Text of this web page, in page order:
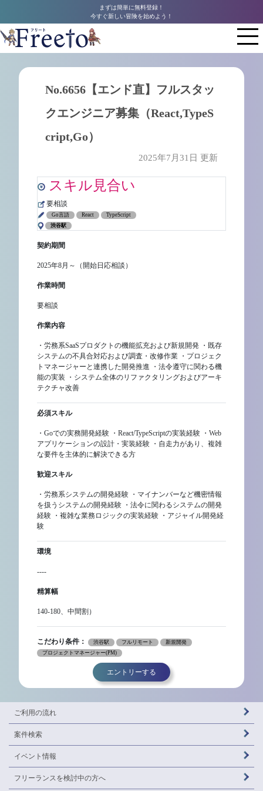
まずは簡単に無料登録！
今すぐ新しい冒険を始めよう！
No.6656【エンド直】フルスタッ
クエンジニア募集（React,TypeS
cript,Go）
2025年7月31日 更新
スキル見合い
要相談
Go言語 React
TypeScript
渋谷駅
契約期間
2025年8月～（開始日応相談）
作業時間
要相談
作業内容
・労務系SaaSプロダクトの機能拡充および新規開発 ・既存
システムの不具合対応および調査・改修作業 ・プロジェク
トマネージャーと連携した開発推進 ・法令遵守に関わる機
能の実装 ・システム全体のリファクタリングおよびアーキ
テクチャ改善
必須スキル
・Goでの実務開発経験 ・React/TypeScriptの実装経験 ・Web
アプリケーションの設計・実装経験 ・自走力があり、複雑
な要件を主体的に解決できる方
歓迎スキル
・労務系システムの開発経験 ・マイナンバーなど機密情報
を扱うシステムの開発経験 ・法令に関わるシステムの開発
経験 ・複雑な業務ロジックの実装経験 ・アジャイル開発経
験
環境
----
精算幅
140-180、中間割）
こだわり条件： 渋谷駅 フルリモート
新規開発
プロジェクトマネージャー(PM)
エントリーする
ご利用の流れ
案件検索
イベント情報
フリーランスを検討中の方へ